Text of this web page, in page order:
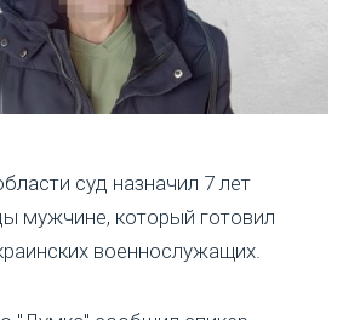
суд назначил 7 лет
мужчине, который готовил
военнослужащих.